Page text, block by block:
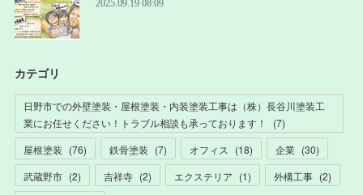
2025.09.19 08:09
カテゴリ
日野市での外壁塗装・屋根塗装・内装塗装工事は（株）長谷川塗装工
業にお任せください！トラブル相談も承っております！
(7)
屋根塗装 (76) 鉄骨塗装 (7) オフィス (18) 企業 (30)
武蔵野市 (2) 吉祥寺 (2) エクステリア (1) 外構工事 (2)